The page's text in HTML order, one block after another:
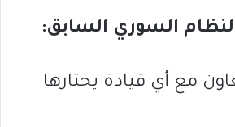
السوري السابق:
مع أي قيادة يختارها